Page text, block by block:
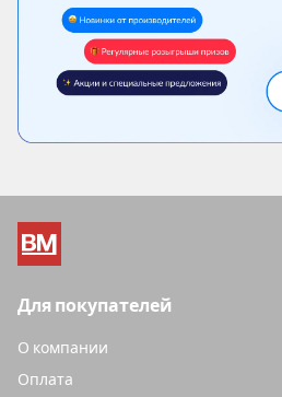
Для покупателей
О компании
Оплата